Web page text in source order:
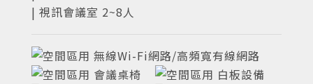
| 視訊會議室 2~8人
無線Wi-Fi網路/高頻寬有線網路
會議桌椅
白板設備